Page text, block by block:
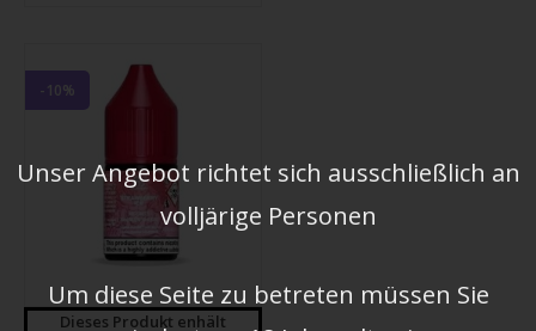
-10%
Dieses Produkt enhält
Unser Angebot richtet sich ausschließlich an
volljärige Personen
Um diese Seite zu betreten müssen Sie